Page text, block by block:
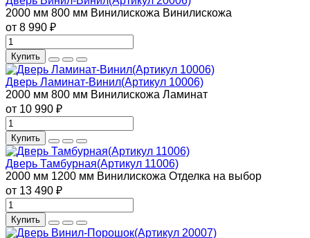
2000 мм 800 мм Винилискожа Винилискожа
от 8 990 ₽
Купить
Дверь Ламинат-Винил(Артикул 10006)
2000 мм 800 мм Винилискожа Ламинат
от 10 990 ₽
Купить
Дверь Тамбурная(Артикул 11006)
2000 мм 1200 мм Винилискожа Отделка на выбор
от 13 490 ₽
Купить